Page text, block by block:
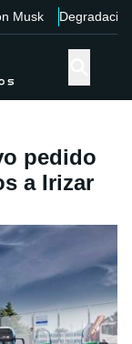
Musk Degradación
pedido
a Irizar